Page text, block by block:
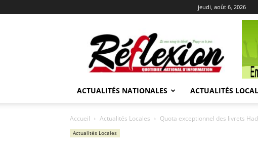
jeudi, août 6, 2026
REFLEXION
ACTUALITÉS NATIONALES ACTUALITÉS
Accueil Actualités Locales Quota exceptionnel des livrets
Actualités Locales